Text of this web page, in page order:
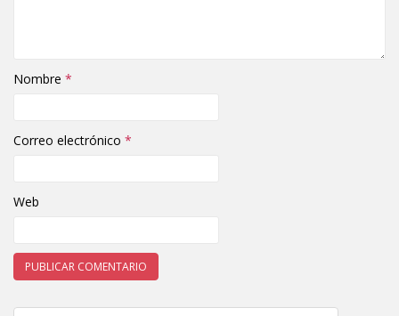
Nombre *
Correo electrónico *
Web